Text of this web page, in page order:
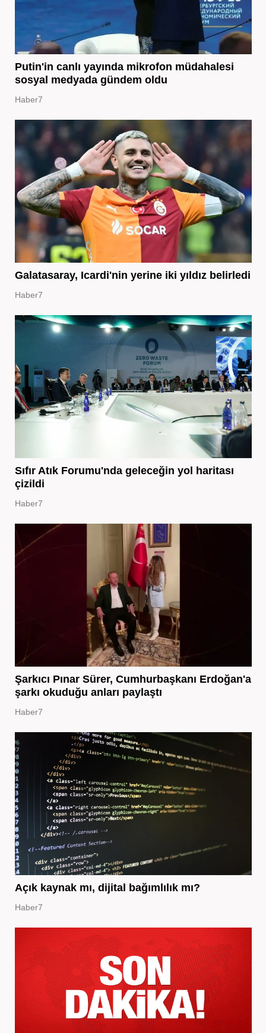
Putin'in canlı yayında mikrofon müdahalesi
sosyal medyada gündem oldu
Haber7
Galatasaray, Icardi'nin yerine iki yıldız belirledi
Haber7
Sıfır Atık Forumu'nda geleceğin yol haritası
çizildi
Haber7
Şarkıcı Pınar Sürer, Cumhurbaşkanı Erdoğan'a
şarkı okuduğu anları paylaştı
Haber7
Açık kaynak mı, dijital bağımlılık mı?
Haber7